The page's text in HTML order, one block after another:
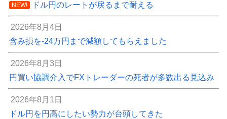
NEW! ドル円のレートが戻るまで耐える
2026年8月4日
含み損を-24万円まで減額してもらえました
2026年8月3日
円買い協調介入でFXトレーダーの死者が多数出る見込み
2026年8月1日
ドル円を円高にしたい勢力が台頭してきた